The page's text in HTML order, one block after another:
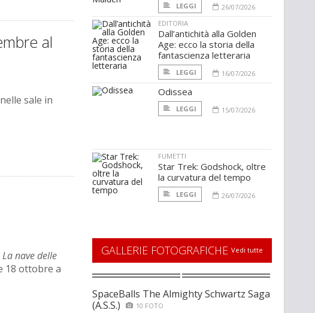
al
sale in
La nave delle
18 ottobre a
LEGGI
26/07/2026
EDITORIA
Dall’antichità alla Golden
Age: ecco la storia della
fantascienza letteraria
LEGGI 16/07/2026
Odissea
LEGGI 15/07/2026
FUMETTI
Star Trek: Godshock, oltre
la curvatura del tempo
LEGGI 26/07/2026
GALLERIE FOTOGRAFICHE Vedi tutte
SpaceBalls The Almighty Schwartz Saga
(A.S.S.)
10 FOTO